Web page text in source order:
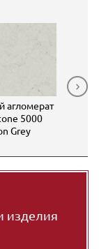
агломерат
5000
Grey
изделия